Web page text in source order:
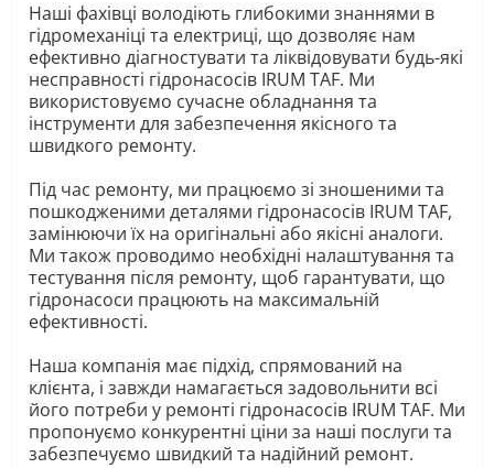
Наші фахівці володіють глибокими знаннями в
гідромеханіці та електриці, що дозволяє нам
ефективно діагностувати та ліквідовувати будь-які
несправності гідронасосів IRUM TAF. Ми
використовуємо сучасне обладнання та
інструменти для забезпечення якісного та
швидкого ремонту.
Під час ремонту, ми працюємо зі зношеними та
пошкодженими деталями гідронасосів IRUM TAF,
замінюючи їх на оригінальні або якісні аналоги.
Ми також проводимо необхідні налаштування та
тестування після ремонту, щоб гарантувати, що
гідронасоси працюють на максимальній
ефективності.
Наша компанія має підхід, спрямований на
клієнта, і завжди намагається задовольнити всі
його потреби у ремонті гідронасосів IRUM TAF. Ми
пропонуємо конкурентні ціни за наші послуги та
забезпечуємо швидкий та надійний ремонт.